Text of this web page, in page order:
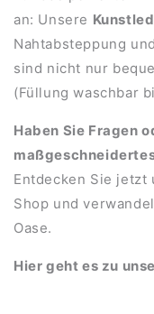
an: Unsere
Nahtabsteppung
sind nicht nur
(Füllung waschbar
Haben Sie Fragen
Entdecken Sie jetzt
Shop und
Oase.
Hier geht es zu